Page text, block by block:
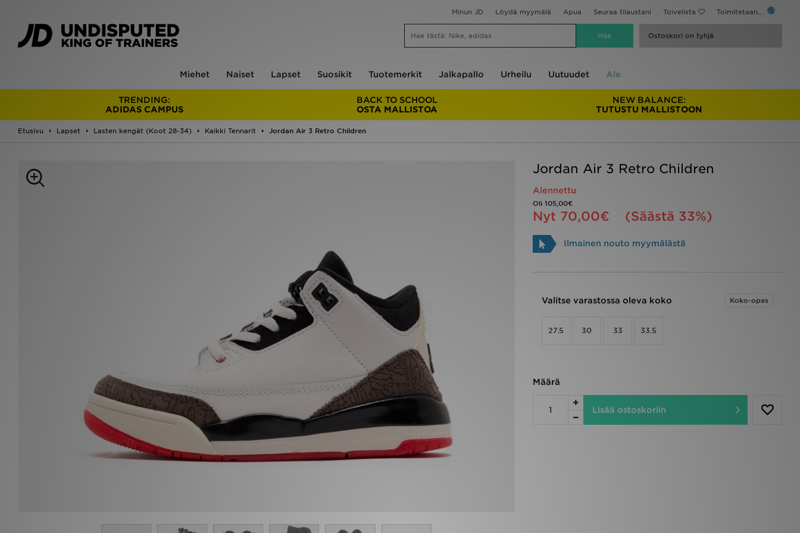
Minun JD Löydä myymälä Apua Seuraa tilaustani Toivelista Toimitetaan...
Ostoskori on tyhjä
Miehet Naiset Lapset Suosikit Tuotemerkit Jalkapallo Urheilu Uutuudet Ale
TRENDING:
ADIDAS CAMPUS
BACK TO SCHOOL
OSTA MALLISTOA
NEW BALANCE:
TUTUSTU MALLISTOON
Etusivu Lapset Lasten kengät (Koot 28-34) Kaikki Tennarit Jordan Air 3 Retro Children
Jordan Air 3 Retro Children
Alennettu
Oli 105,00€
Nyt 70,00€ (Säästä 33%)
Ilmainen nouto myymälästä
Valitse varastossa oleva koko Koko-opas
27.5 30 33 33.5
Määrä
Lisää ostoskoriin